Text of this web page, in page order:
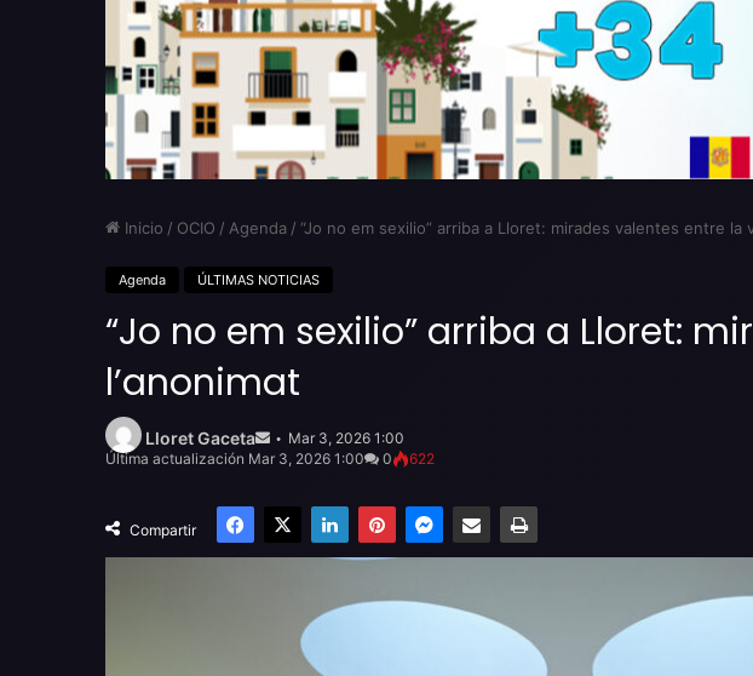
Inicio / OCIO / Agenda / “Jo no em sexilio” arriba a Lloret: mirades valentes entre la
Agenda ÚLTIMAS NOTICIAS
“Jo no em sexilio” arriba a Lloret:
l’anonimat
Lloret Gaceta
emailMar 3, 2026 1:00
Última actualización Mar 3, 2026 1:00
0 622
Compartir
Facebook
X LinkedInPinterestMessenger
Compartir por email Imprimir